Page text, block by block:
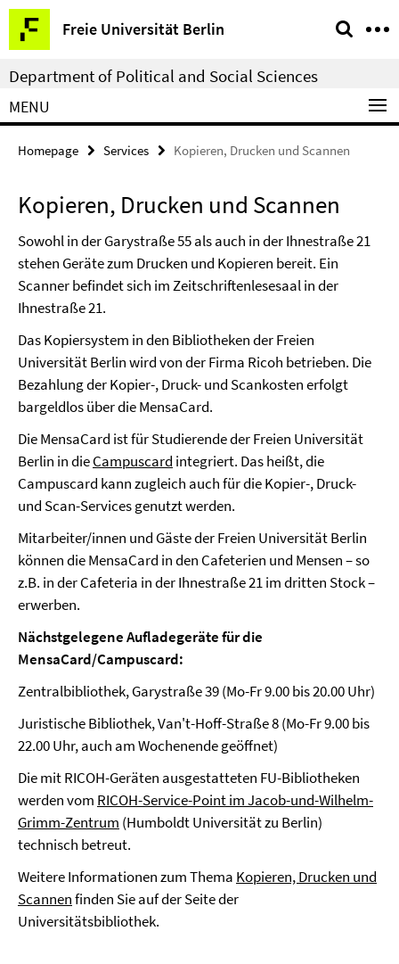
Springe
direkt
zu
Inhalt
Freie Universität Berlin
Service
Navigation
Department of Political and Social Sciences
MENU
Homepage Services Kopieren, Drucken und Scannen
Kopieren, Drucken und Scannen
Sowohl in der Garystraße 55 als auch in der Ihnestraße 21
stehen Geräte zum Drucken und Kopieren bereit. Ein
Scanner befindet sich im Zeitschriftenlesesaal in der
Ihnestraße 21.
Das Kopiersystem in den Bibliotheken der Freien
Universität Berlin wird von der Firma Ricoh betrieben. Die
Bezahlung der Kopier-, Druck- und Scankosten erfolgt
bargeldlos über die MensaCard.
Die MensaCard ist für Studierende der Freien Universität
Berlin in dieCampuscard integriert. Das heißt, die
Campuscard kann zugleich auch für die Kopier-, Druck-
und Scan-Services genutzt werden.
Mitarbeiter/innen und Gäste der Freien Universität Berlin
können die MensaCard in den Cafeterien und Mensen – so
z.B. in der Cafeteria in der Ihnestraße 21 im dritten Stock –
erwerben.
Nächstgelegene Aufladegeräte für die
MensaCard/Campuscard:
Zentralbibliothek, Garystraße 39 (Mo-Fr 9.00 bis 20.00 Uhr)
Juristische Bibliothek, Van't-Hoff-Straße 8 (Mo-Fr 9.00 bis
22.00 Uhr, auch am Wochenende geöffnet)
Die mit RICOH-Geräten ausgestatteten FU-Bibliotheken
werden vom RICOH-Service-Point im Jacob-und-Wilhelm-
Grimm-Zentrum (Humboldt Universität zu Berlin)
technisch betreut.
Weitere Informationen zum Thema Kopieren, Drucken und
Scannenfinden Sie auf der Seite der
Universitätsbibliothek.